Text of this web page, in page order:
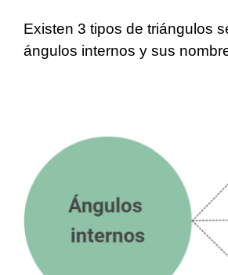
Existen 3 tipos de triángulos
ángulos internos y sus